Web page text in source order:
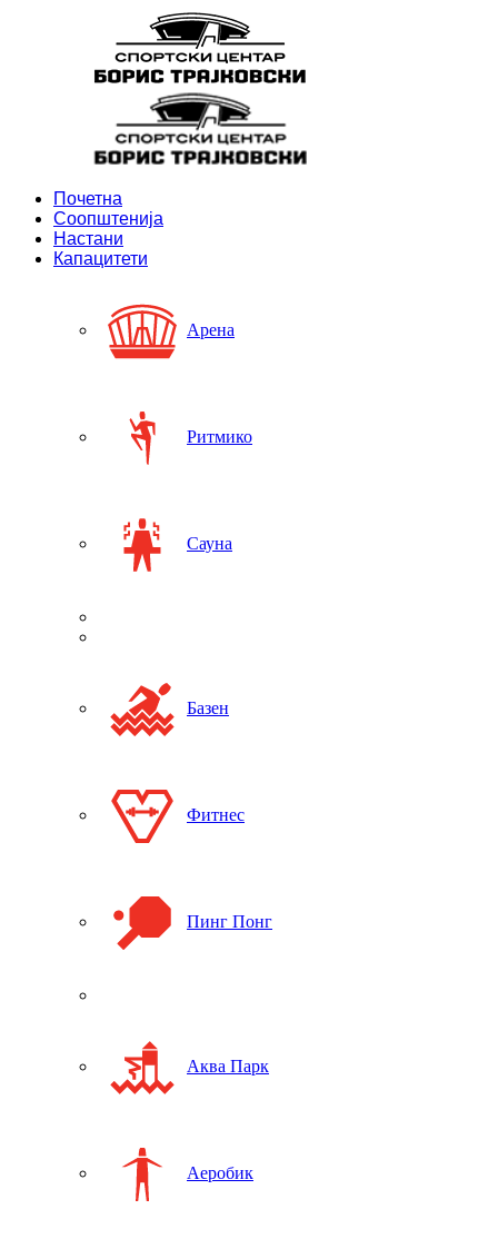
Почетна
Соопштенија
Настани
Капацитети
Арена
Ритмико
Сауна
Базен
Фитнес
Пинг Понг
Аква Парк
Аеробик